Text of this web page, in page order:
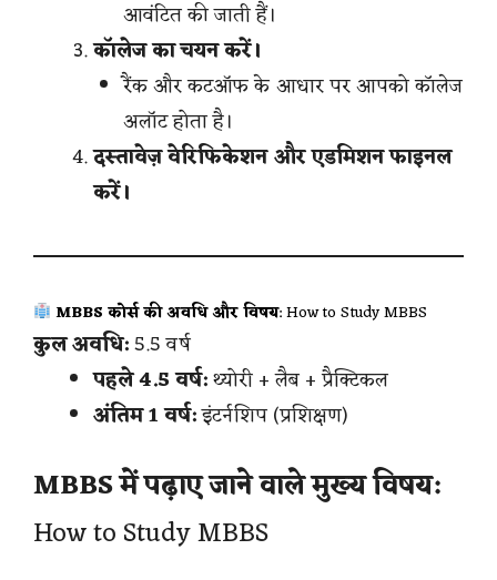
आवंटित की जाती हैं।
कॉलेज का चयन करें।
रैंक और कटऑफ के आधार पर आपको कॉलेज
अलॉट होता है।
दस्तावेज़ वेरिफिकेशन और एडमिशन फाइनल
करें।
MBBS कोर्स की अवधि और विषय: How to Study MBBS
कुल अवधि:5.5 वर्ष
पहले 4.5 वर्ष:थ्योरी + लैब + प्रैक्टिकल
अंतिम 1 वर्ष:इंटर्नशिप (प्रशिक्षण)
MBBS में पढ़ाए जाने वाले मुख्य विषय:
How to Study MBBS